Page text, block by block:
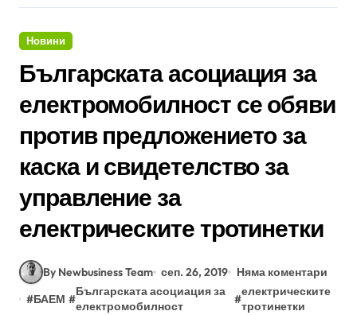
Новини
Българската асоциация за
електромобилност се обяви
против предложението за
каска и свидетелство за
управление за
електрическите тротинетки
By Newbusiness Team сеп. 26, 2019
Няма коментари
#БАЕМ #
Българската асоциация за
електромобилност
#
електрическите
тротинетки